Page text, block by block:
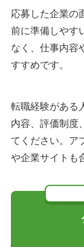
応募した企業の
前に準備しやす
なく、仕事内容
すすめです。
転職経験がある
内容、評価制度
てください。ア
や企業サイトも